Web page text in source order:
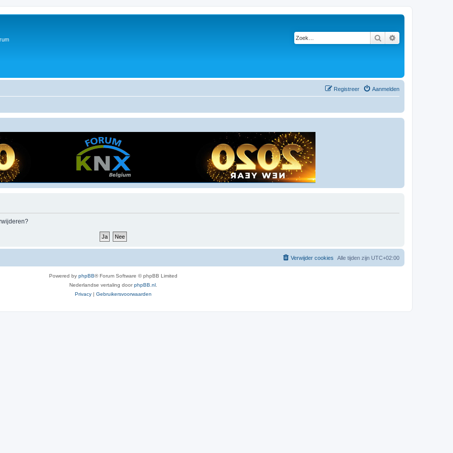
Zoek
Aanmelden
Registreer
Alle tijden zijn UTC+02:00
Verwijder cookies
Powered by phpBB® Forum Software © phpBB Limited
Nederlandse vertaling doorphpBB.nl
Privacy | Gebruikersvoorwaarden